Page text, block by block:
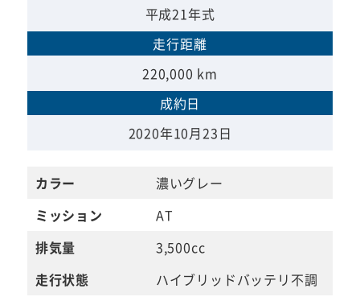
平成21年式
走行距離
220,000 km
成約日
2020年10月23日
カラー
濃いグレー
ミッション
AT
排気量
3,500cc
走行状態
ハイブリッドバッテリ不調